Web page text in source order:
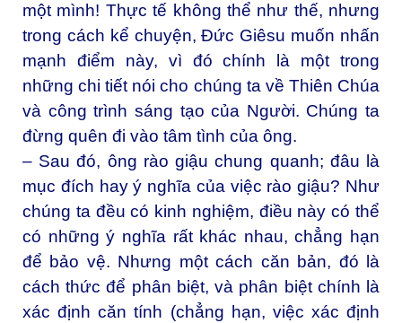
một mình! Thực tế không thể như thế, nhưng
trong cách kể chuyện, Đức Giêsu muốn nhấn
mạnh điểm này, vì đó chính là một trong
những chi tiết nói cho chúng ta về Thiên Chúa
và công trình sáng tạo của Người. Chúng ta
đừng quên đi vào tâm tình của ông.
– Sau đó, ông rào giậu chung quanh; đâu là
mục đích hay ý nghĩa của việc rào giậu? Như
chúng ta đều có kinh nghiệm, điều này có thể
có những ý nghĩa rất khác nhau, chẳng hạn
để bảo vệ. Nhưng một cách căn bản, đó là
cách thức để phân biệt, và phân biệt chính là
xác định căn tính (chẳng hạn, việc xác định